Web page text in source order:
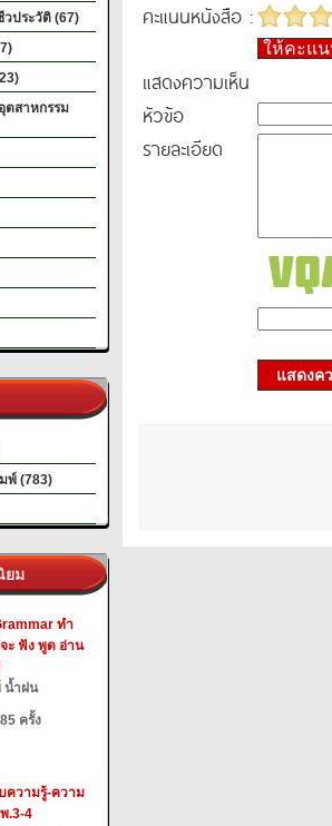
ประวัติ (67)
ตสาหกรรม
พ์ (783)
ยม
ทำ
จะ ฟัง พูด อ่าน
น้ำฝน
ครั้ง
ความรู้-ความ
.3-4
คะแนนหนังสือ :
ให้คะแ
แสดงความเห็น
หัวข้อ
รายละเอียด
แสดงค